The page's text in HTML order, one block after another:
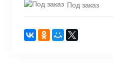
Под заказ